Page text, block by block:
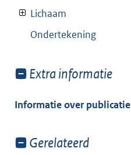
Lichaam
Ondertekening
Toon
van:
Extra informatie
Informatie over publicatie
Toon
Gerelateerd